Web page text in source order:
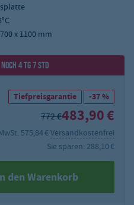
x 1100 mm
NOCH 4 TG 7 STD
Tiefpreisgarantie -37 %
772 €483,90 €
575,84 € Versandkostenfrei
Sie sparen: 288,10 €
den Warenkorb